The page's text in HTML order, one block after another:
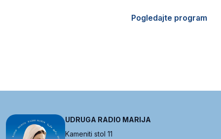
Pogledajte program
UDRUGA RADIO MARIJA
Kameniti stol 11